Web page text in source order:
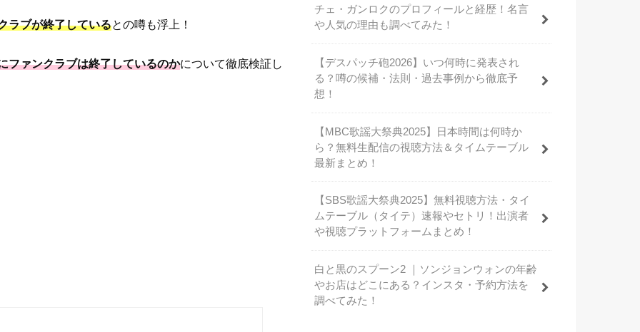
ラブが終了しているとの噂も浮上！
ファンクラブは終了しているのかについて徹底検証し
チェ・ガンロクのプロフィールと経歴！名言
や人気の理由も調べてみた！
【デスパッチ砲2026】いつ何時に発表され
る？噂の候補・法則・過去事例から徹底予
想！
【MBC歌謡大祭典2025】日本時間は何時か
ら？無料生配信の視聴方法＆タイムテーブル
最新まとめ！
【SBS歌謡大祭典2025】無料視聴方法・タイ
ムテーブル（タイテ）速報やセトリ！出演者
や視聴プラットフォームまとめ！
白と黒のスプーン2 ｜ソンジョンウォンの年齢
やお店はどこにある？インスタ・予約方法を
調べてみた！